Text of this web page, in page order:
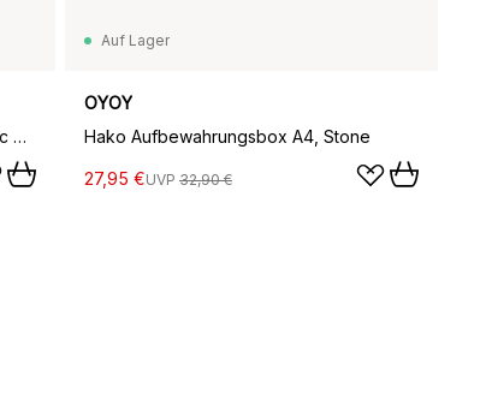
Colour Crate Square/Cube lock plastic medium, Lavender
Auf Lager
OYOY
Hako Aufbewahrungsbox A4, Stone
27,95 €UVP 32,90 €